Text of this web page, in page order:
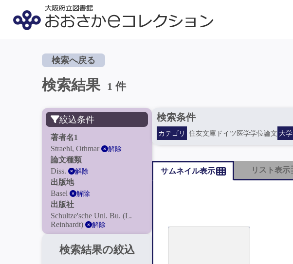
検索へ戻る
検索結果 1 件
絞込条件
著者名1
Straehl, Othmar
解除
論文種類
Diss.
解除
出版地
Basel
解除
出版社
Schultze'sche Uni. Bu. (L.
Reinhardt)
解除
検索結果の絞込
検索条件
カテゴリ 住友文庫ドイツ医学学位論文 大学
サムネイル表示 リスト表示